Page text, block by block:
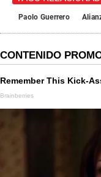
Paolo Guerrero